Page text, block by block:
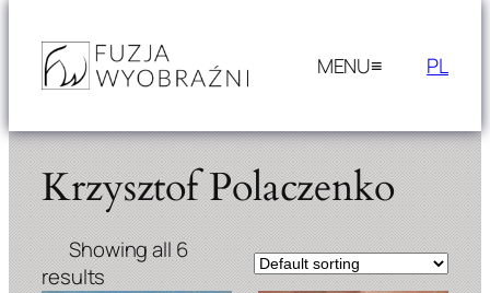
content
PL
Krzysztof Polaczenko
Showing all 6
results